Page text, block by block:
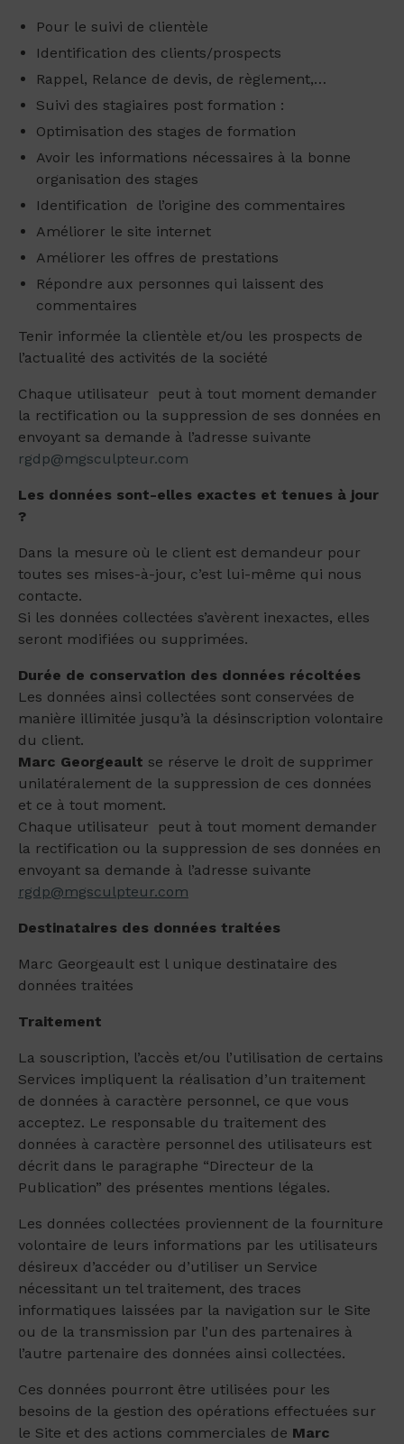
Pour le suivi de clientèle
Identification des clients/prospects
Rappel, Relance de devis, de règlement,…
Suivi des stagiaires post formation :
Optimisation des stages de formation
Avoir les informations nécessaires à la bonne
organisation des stages
Identification de l’origine des commentaires
Améliorer le site internet
Améliorer les offres de prestations
Répondre aux personnes qui laissent des
commentaires
Tenir informée la clientèle et/ou les prospects de
l’actualité des activités de la société
Chaque utilisateur peut à tout moment demander
la rectification ou la suppression de ses données en
envoyant sa demande à l’adresse suivante
rgdp@mgsculpteur.com
Les données sont-elles exactes et tenues à jour
?
Dans la mesure où le client est demandeur pour
toutes ses mises-à-jour, c’est lui-même qui nous
contacte.
Si les données collectées s’avèrent inexactes, elles
seront modifiées ou supprimées.
Durée de conservation des données récoltées
Les données ainsi collectées sont conservées de
manière illimitée jusqu’à la désinscription volontaire
du client.
Marc Georgeault se réserve le droit de supprimer
unilatéralement de la suppression de ces données
et ce à tout moment.
Chaque utilisateur peut à tout moment demander
la rectification ou la suppression de ses données en
envoyant sa demande à l’adresse suivante
rgdp@mgsculpteur.com
Destinataires des données traitées
Marc Georgeault est l unique destinataire des
données traitées
Traitement
La souscription, l’accès et/ou l’utilisation de certains
Services impliquent la réalisation d’un traitement
de données à caractère personnel, ce que vous
acceptez. Le responsable du traitement des
données à caractère personnel des utilisateurs est
décrit dans le paragraphe “Directeur de la
Publication” des présentes mentions légales.
Les données collectées proviennent de la fourniture
volontaire de leurs informations par les utilisateurs
désireux d’accéder ou d’utiliser un Service
nécessitant un tel traitement, des traces
informatiques laissées par la navigation sur le Site
ou de la transmission par l’un des partenaires à
l’autre partenaire des données ainsi collectées.
Ces données pourront être utilisées pour les
besoins de la gestion des opérations effectuées sur
le Site et des actions commerciales de Marc